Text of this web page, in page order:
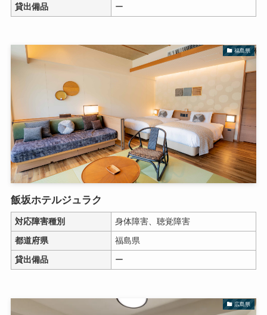
貸出備品
ー
福島県
飯坂ホテルジュラク
対応障害種別
身体障害、聴覚障害
都道府県
福島県
貸出備品
ー
広島県